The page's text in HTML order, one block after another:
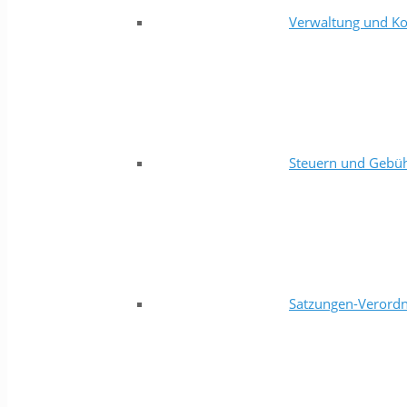
Verwaltung und
Steuern und
Satzungen-